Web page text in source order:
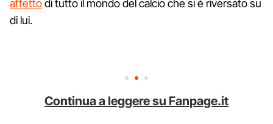
affettodi tutto il mondo del calcio che si è riversato su
di lui.
Continua a leggere su Fanpage.it